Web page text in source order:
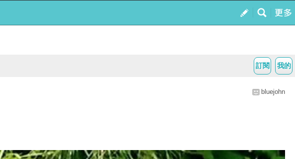
我的
訂閱
bluejohn